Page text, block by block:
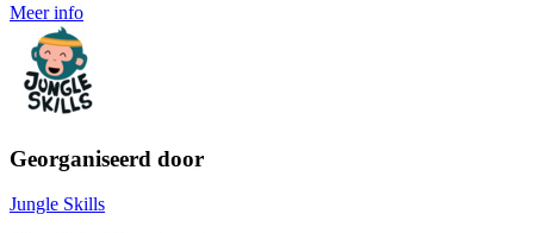
Meer info
Georganiseerd door
Jungle Skills